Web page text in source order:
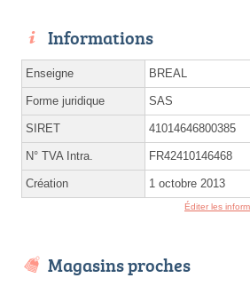
Informations
Enseigne BREAL
Forme juridique SAS
SIRET 41014646800385
N° TVA Intra. FR42410146468
Création 1 octobre 2013
Éditer les
Magasins proches